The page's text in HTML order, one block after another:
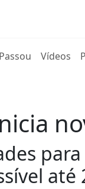
Passou Vídeos
até